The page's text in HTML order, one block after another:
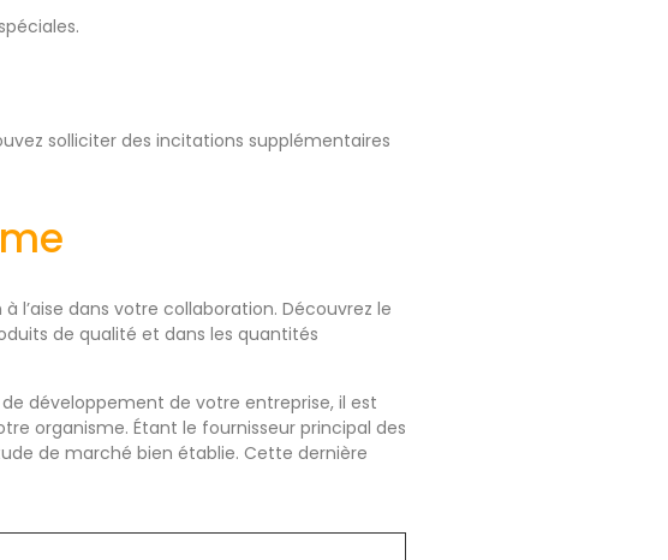
solliciter des incitations supplémentaires
l’aise dans votre collaboration. Découvrez le
de qualité et dans les quantités
développement de votre entreprise, il est
organisme. Étant le fournisseur principal des
de marché bien établie. Cette dernière